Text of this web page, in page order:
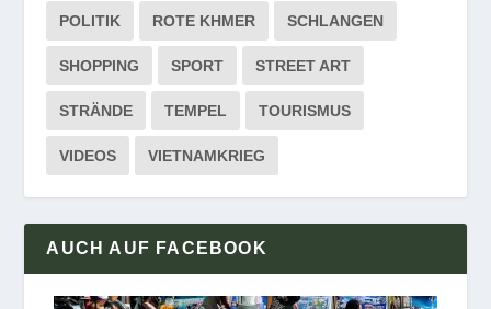
POLITIK ROTE KHMER SCHLANGEN
SHOPPING SPORT STREET ART
STRÄNDE TEMPEL TOURISMUS
VIDEOS VIETNAMKRIEG
AUCH AUF FACEBOOK